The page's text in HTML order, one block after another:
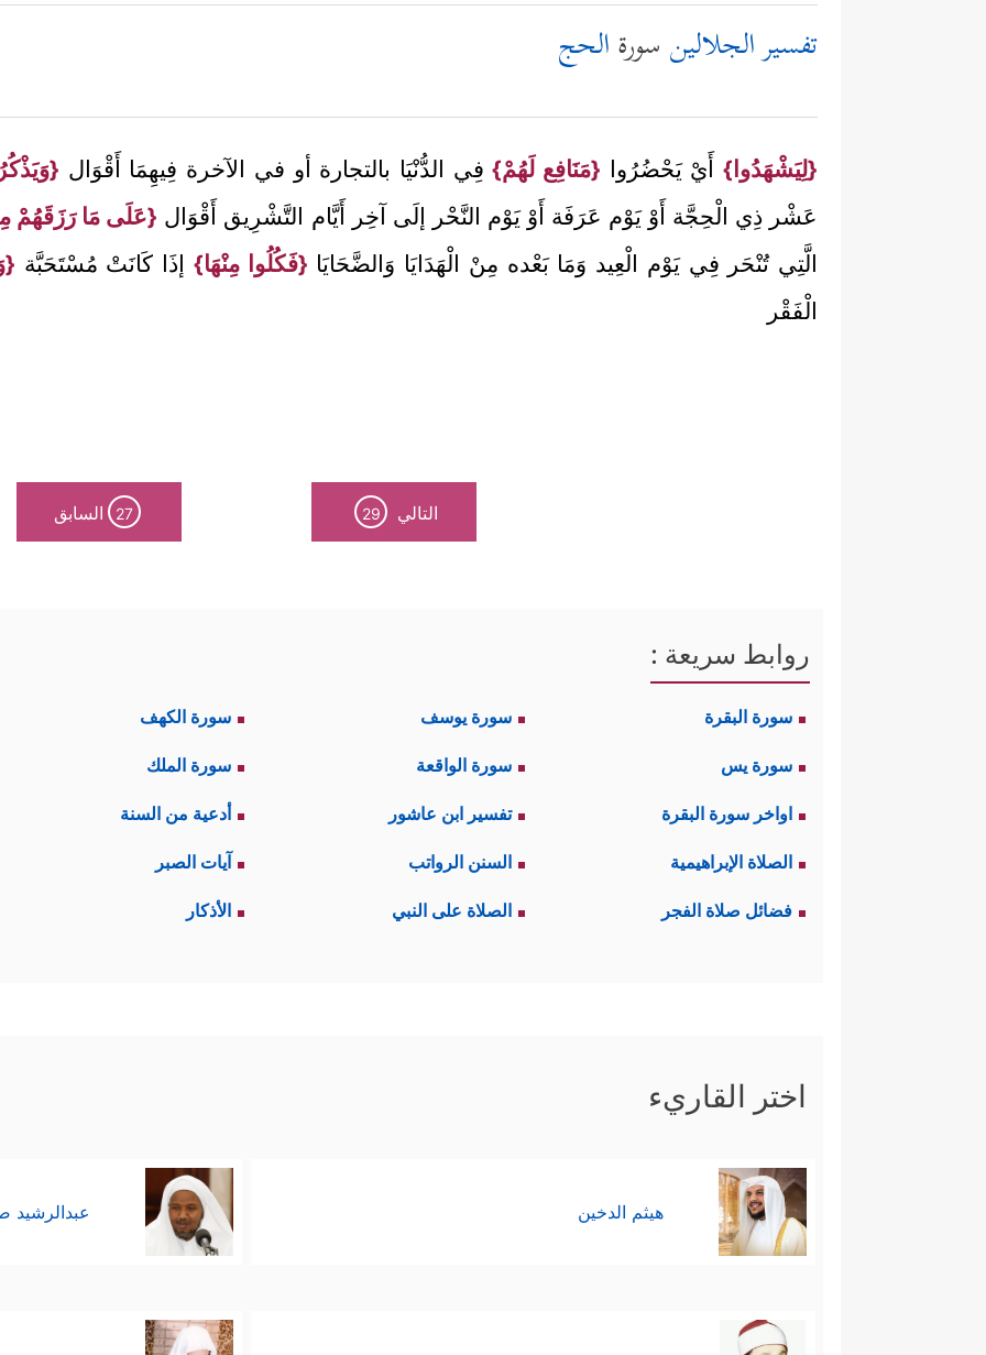
تفسير الجلالين سورةالحج
{لِيَشْهَدُوا}أَيْ يَحْضُرُوا {مَنَافِع لَهُمْ}فِي الدُّنْيَا بالتجارة أو في الآخرة فِيهِمَا أَقْوَال
عَشْر ذِي الْحِجَّة أَوْ يَوْم عَرَفَة أَوْ يَوْم النَّحْر إلَى آخِر أَيَّام التَّشْرِيق أَقْوَال {عَلَى مَا رَزَقَهُمْ
الَّتِي تُنْحَر فِي يَوْم الْعِيد وَمَا بَعْده مِنْ الْهَدَايَا وَالضَّحَايَا {فَكُلُوا مِنْهَا} إذَا كَانَتْ مُسْتَحَبَّة
الْفَقْر
التالي 29
27 السابق
روابط سريعة :
سورة البقرة سورة يوسف سورة الكهف
سورة يس سورة الواقعة سورة الملك
اواخر سورة البقرة تفسير ابن عاشور أدعية من السنة
الصلاة الإبراهيمية السنن الرواتب آيات الصبر
فضائل صلاة الفجر الصلاة على النبي الأذكار
اختر القاريء
هيثم الدخين عبدالرشيد